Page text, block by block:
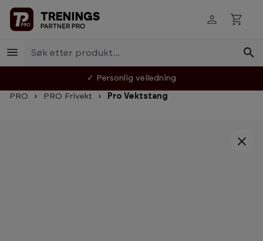
Hopp til innhold
✓ Personlig veiledning
PRO PRO Frivekt Pro Vektstang